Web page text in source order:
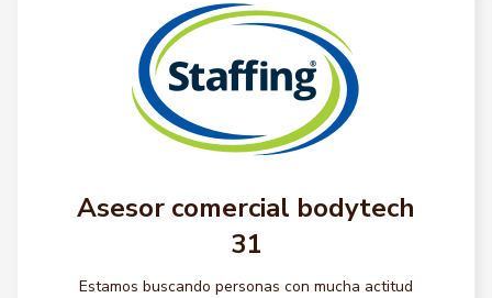
Asesor comercial bodytech
31
Estamos buscando personas con mucha actitud